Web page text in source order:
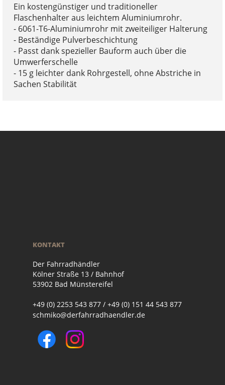
Ein kostengünstiger und traditioneller
Flaschenhalter aus leichtem Aluminiumrohr.
- 6061-T6-Aluminiumrohr mit zweiteiliger Halterung
- Beständige Pulverbeschichtung
- Passt dank spezieller Bauform auch über die
Umwerferschelle
- 15 g leichter dank Rohrgestell, ohne Abstriche in
Sachen Stabilität
KONTAKT
Der Fahrradhändler
Kölner Straße 13 / Bahnhof
53902 Bad Münstereifel
+49 (0) 2253 543 877 / +49 (0) 151 44 543 877
schmiko@derfahrradhaendler.de